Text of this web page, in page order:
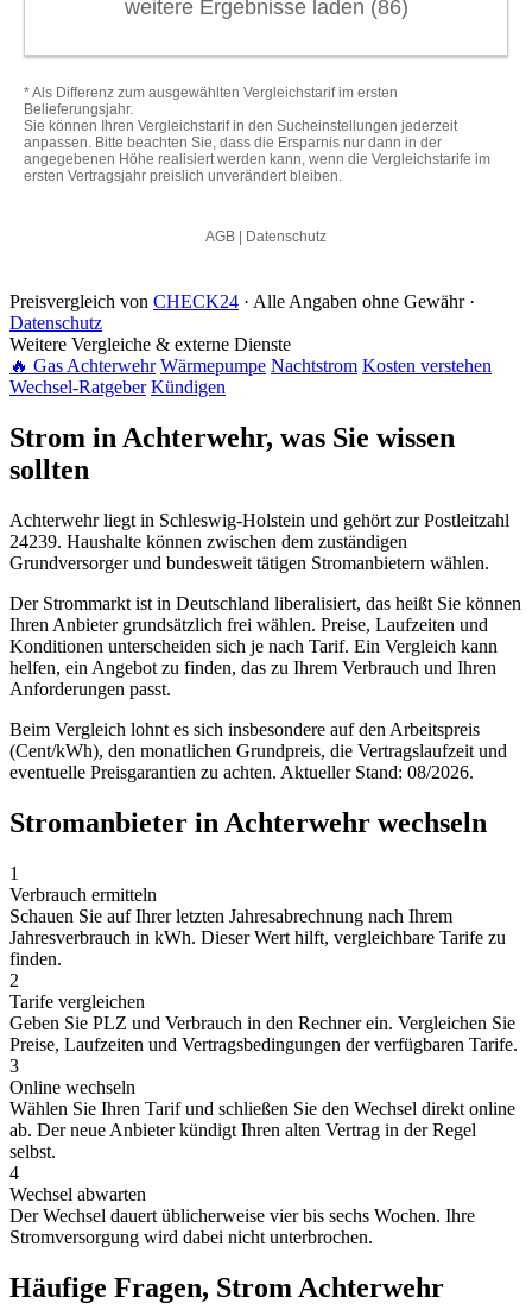
Preisvergleich von CHECK24 · Alle Angaben ohne Gewähr ·
Datenschutz
Weitere Vergleiche & externe Dienste
🔥 Gas Achterwehr Wärmepumpe Nachtstrom Kosten verstehen
Wechsel-Ratgeber Kündigen
Strom in Achterwehr, was Sie wissen
sollten
Achterwehr liegt in Schleswig-Holstein und gehört zur Postleitzahl
24239. Haushalte können zwischen dem zuständigen
Grundversorger und bundesweit tätigen Stromanbietern wählen.
Der Strommarkt ist in Deutschland liberalisiert, das heißt Sie können
Ihren Anbieter grundsätzlich frei wählen. Preise, Laufzeiten und
Konditionen unterscheiden sich je nach Tarif. Ein Vergleich kann
helfen, ein Angebot zu finden, das zu Ihrem Verbrauch und Ihren
Anforderungen passt.
Beim Vergleich lohnt es sich insbesondere auf den Arbeitspreis
(Cent/kWh), den monatlichen Grundpreis, die Vertragslaufzeit und
eventuelle Preisgarantien zu achten. Aktueller Stand: 08/2026.
Stromanbieter in Achterwehr wechseln
1
Verbrauch ermitteln
Schauen Sie auf Ihrer letzten Jahresabrechnung nach Ihrem
Jahresverbrauch in kWh. Dieser Wert hilft, vergleichbare Tarife zu
finden.
2
Tarife vergleichen
Geben Sie PLZ und Verbrauch in den Rechner ein. Vergleichen Sie
Preise, Laufzeiten und Vertragsbedingungen der verfügbaren Tarife.
3
Online wechseln
Wählen Sie Ihren Tarif und schließen Sie den Wechsel direkt online
ab. Der neue Anbieter kündigt Ihren alten Vertrag in der Regel
selbst.
4
Wechsel abwarten
Der Wechsel dauert üblicherweise vier bis sechs Wochen. Ihre
Stromversorgung wird dabei nicht unterbrochen.
Häufige Fragen, Strom Achterwehr